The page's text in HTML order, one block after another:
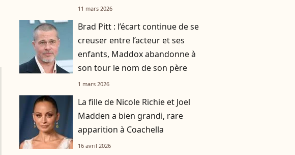
11 mars 2026
Brad Pitt : l’écart continue de se
creuser entre l’acteur et ses
enfants, Maddox abandonne à
son tour le nom de son père
1 mars 2026
La fille de Nicole Richie et Joel
Madden a bien grandi, rare
apparition à Coachella
16 avril 2026